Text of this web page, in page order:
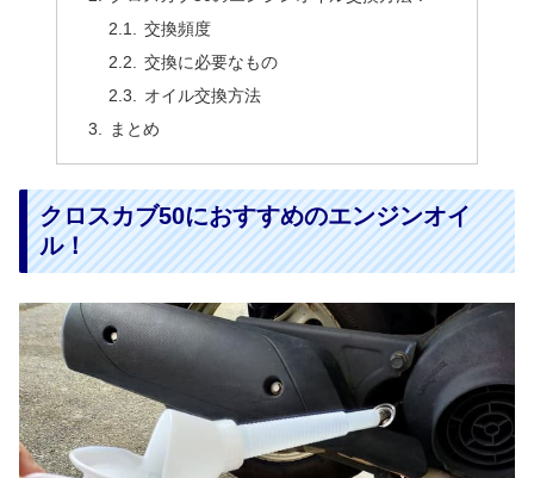
交換頻度
交換に必要なもの
オイル交換方法
まとめ
クロスカブ50におすすめのエンジンオイ
ル！